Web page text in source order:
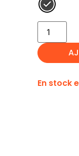
En stock